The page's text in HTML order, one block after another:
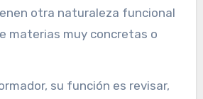
otra naturaleza funcional
materias muy concretas o
su función es revisar,